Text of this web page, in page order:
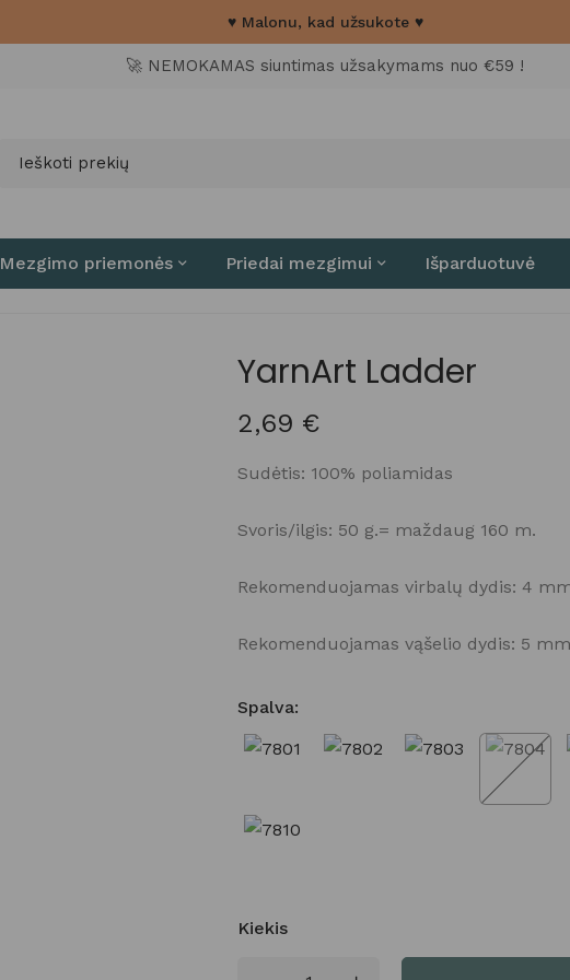
♥ Malonu, kad užsukote ♥
🚀 NEMOKAMAS siuntimas užsakymams nuo €59 !
Mezgimo priemonės Priedai mezgimui Išparduotuvė
YarnArt Ladder
2,69 €
Sudėtis: 100% poliamidas
Svoris/ilgis: 50 g.= maždaug 160 m.
Rekomenduojamas virbalų dydis: 4
Rekomenduojamas vąšelio dydis: 5
Spalva:
Kiekis